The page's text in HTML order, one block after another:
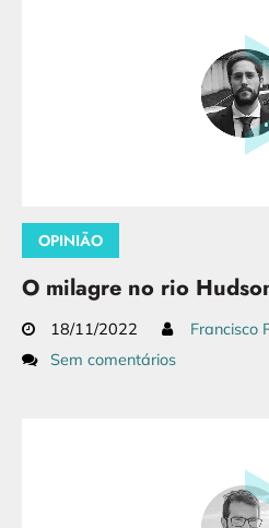
OPINIÃO
O milagre no rio
18/11/2022
Francisco
Sem comentários